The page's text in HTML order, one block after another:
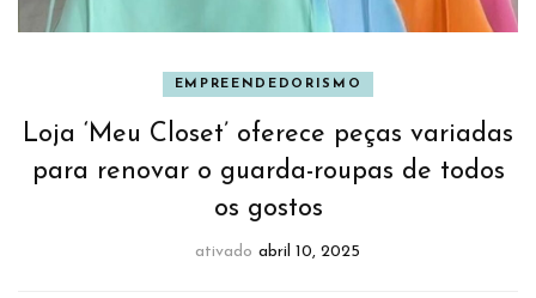
EMPREENDEDORISMO
Loja ‘Meu Closet’ oferece peças variadas
para renovar o guarda-roupas de todos
os gostos
ativado abril 10, 2025